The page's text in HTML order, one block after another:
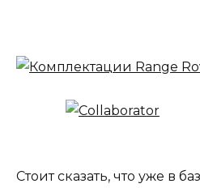
Стоит сказать, что уже в